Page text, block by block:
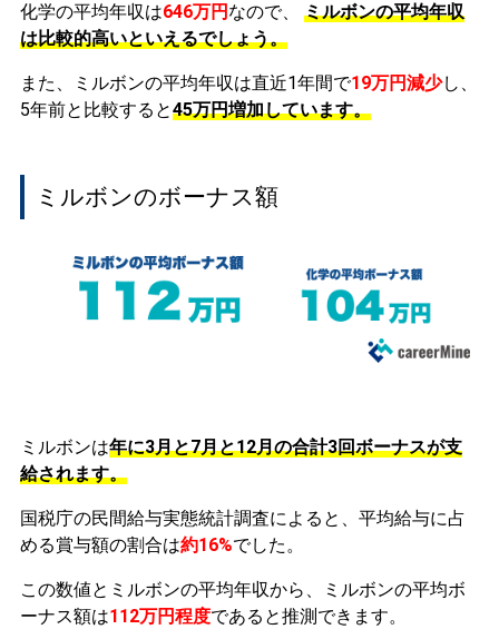
化学の平均年収は646万円 なので、
ミルボンの平均年収
は比較的高いといえるでしょう。
また、ミルボンの平均年収は直近1年間で19万円減少し、
5年前と比較すると45万円増加しています。
ミルボンのボーナス額
ミルボンは年に3月と7月と12月の合計3回ボーナスが支
給されます。
国税庁の民間給与実態統計調査によると、平均給与に占
める賞与額の割合は約16%でした。
この数値とミルボンの平均年収から、ミルボンの平均ボ
ーナス額は112万円程度であると推測できます。